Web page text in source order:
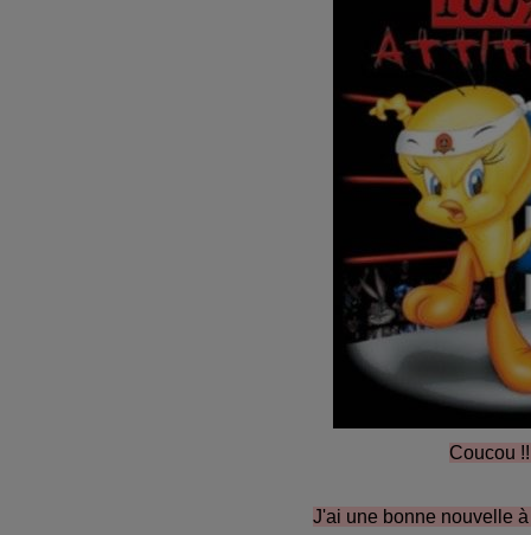
Coucou
J'ai une bonne nouvelle